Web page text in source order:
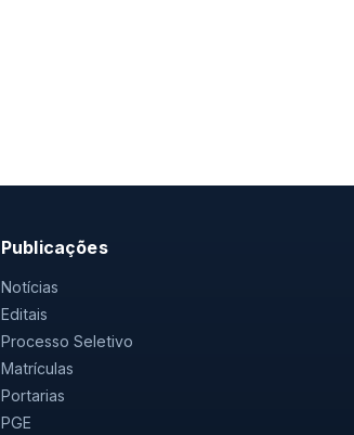
Publicações
Notícias
Editais
Processo Seletivo
Matrículas
Portarias
PGE